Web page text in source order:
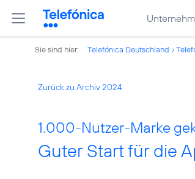
Sie sind hier: Telefónica Deutschland
Zurück zu Archiv 2024
1.000-Nutzer-Marke
Guter Start für die